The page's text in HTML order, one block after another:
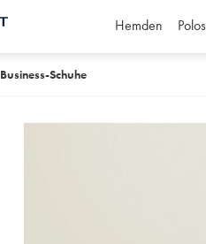
Hemden Polos
Business-Schuhe